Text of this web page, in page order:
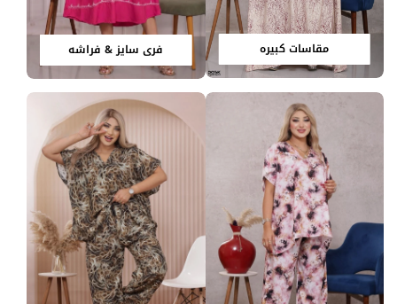
مقاسات كبيره فري سايز & فراشه